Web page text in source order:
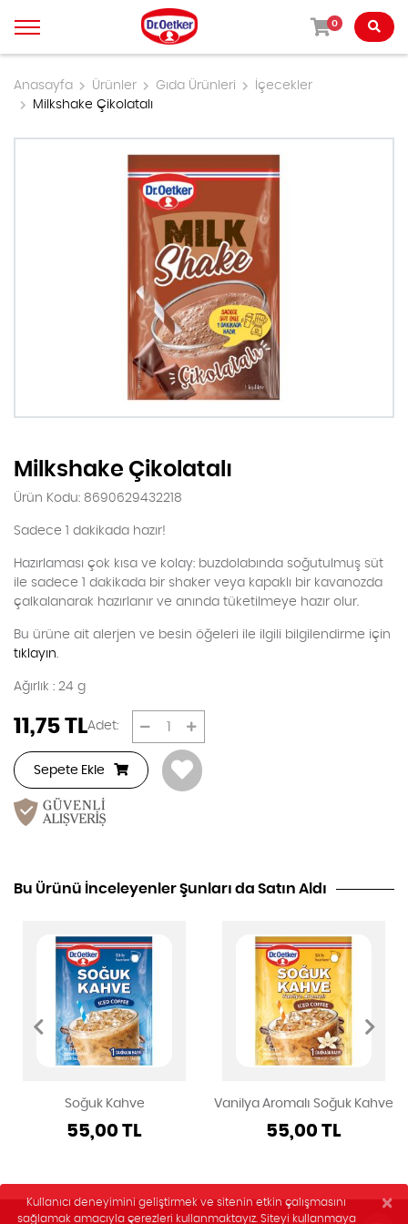
0
Anasayfa Ürünler Gıda Ürünleri
İçecekler
Milkshake Çikolatalı
Milkshake Çikolatalı
Ürün Kodu: 8690629432218
Sadece 1 dakikada hazır!
Hazırlaması çok kısa ve kolay: buzdolabında soğutulmuş süt
ile sadece 1 dakikada bir shaker veya kapaklı bir kavanozda
çalkalanarak hazırlanır ve anında tüketilmeye hazır olur.
Bu ürüne ait alerjen ve besin öğeleri ile ilgili bilgilendirme için
tıklayın
Ağırlık : 24 g
11,75 TLAdet:
Sepete Ekle
Bu Ürünü İnceleyenler Şunları da Satın Aldı
Soğuk Kahve
55,00 TL
Vanilya Aromalı Soğuk Kahve
55,00 TL
×
Kullanıcı deneyimini geliştirmek ve sitenin etkin çalışmasını
sağlamak amacıyla çerezleri kullanmaktayız. Siteyi kullanmaya